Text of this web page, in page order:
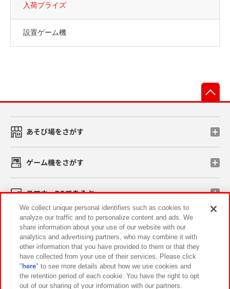
入荷プライズ
設置ゲーム機
あそび場をさがす
ゲーム機をさがす
スマホ・PCであそぶ
イベント・キャンペーン
関連会社 サステナビリティ サイトポリシー
We collect unique personal identifiers such as cookies to
analyze our traffic and to personalize content and ads. We
share information about your use of our website with our
analytics and advertising partners, who may combine it with
other information that you have provided to them or that they
have collected from your use of their services. Please click
" here" to see more details about how we use cookies and
the retention period of each cookie. You have the right to opt
out of our sharing of your information with our partners.